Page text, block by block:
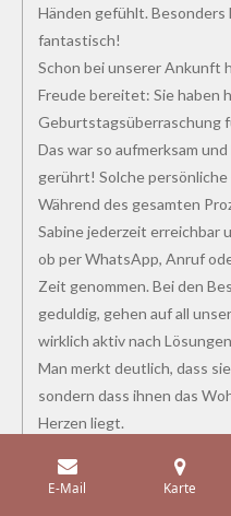
Händen gefühlt. Besonders
fantastisch!
Schon bei unserer Ankunft
Freude bereitet: Sie haben
Geburtstagsüberraschung
Das war so aufmerksam
gerührt! Solche
Während des gesamten
Sabine jederzeit erreichbar
ob per WhatsApp, Anruf
Zeit genommen. Bei den
geduldig, gehen auf all
wirklich aktiv nach
Man merkt deutlich, dass
sondern dass ihnen das
Herzen liegt.
gefunden, sondern uns von
E-Mail Karte